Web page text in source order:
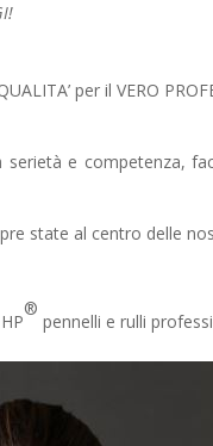
per il VERO
e competenza,
state al centro delle
®
pennelli e rulli